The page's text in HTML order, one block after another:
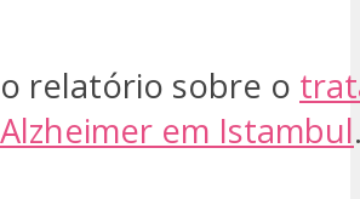
relatório sobre o
em Istambul